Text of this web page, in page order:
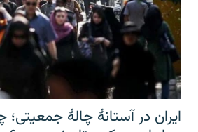
ایران در آستانهٔ چالهٔ جمعیتی؛